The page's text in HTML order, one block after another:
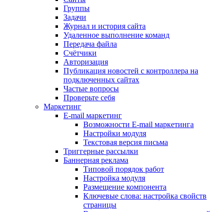
Группы
Задачи
Журнал и история сайта
Удаленное выполнение команд
Передача файла
Счётчики
Авторизация
Публикация новостей с контроллера на
подключенных сайтах
Частые вопросы
Проверьте себя
Маркетинг
E-mail маркетинг
Возможности E-mail маркетинга
Настройки модуля
Текстовая версия письма
Триггерные рассылки
Баннерная реклама
Типовой порядок работ
Настройка модуля
Размещение компонента
Ключевые слова: настройка свойств
страницы